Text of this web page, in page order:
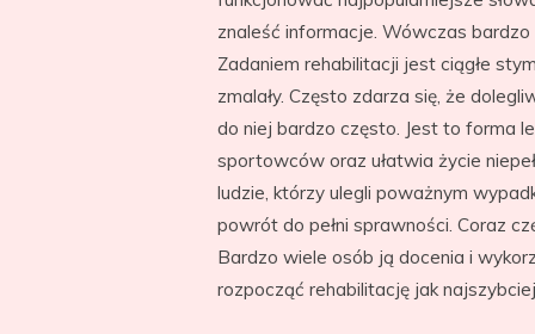
znaleść informacje. Wówczas
Zadaniem rehabilitacji jest ciągłe
zmalały. Często zdarza się, że
do niej bardzo często. Jest to forma
sportowców oraz ułatwia życie
ludzie, którzy ulegli poważnym
powrót do pełni sprawności. Coraz
Bardzo wiele osób ją docenia i
rozpocząć rehabilitację jak